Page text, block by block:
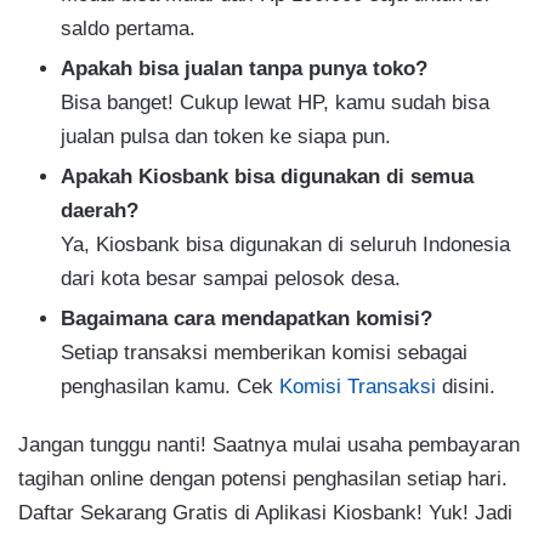
saldo pertama.
Apakah bisa jualan tanpa punya toko?
Bisa banget! Cukup lewat HP, kamu sudah bisa
jualan pulsa dan token ke siapa pun.
Apakah Kiosbank bisa digunakan di semua
daerah?
Ya, Kiosbank bisa digunakan di seluruh Indonesia
dari kota besar sampai pelosok desa.
Bagaimana cara mendapatkan komisi?
Setiap transaksi memberikan komisi sebagai
penghasilan kamu. Cek Komisi Transaksi disini.
Jangan tunggu nanti! Saatnya mulai usaha pembayaran
tagihan online dengan potensi penghasilan setiap hari.
Daftar Sekarang Gratis di Aplikasi Kiosbank! Yuk! Jadi